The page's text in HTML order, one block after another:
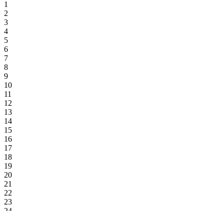
1
2
3
4
5
6
7
8
9
10
11
12
13
14
15
16
17
18
19
20
21
22
23